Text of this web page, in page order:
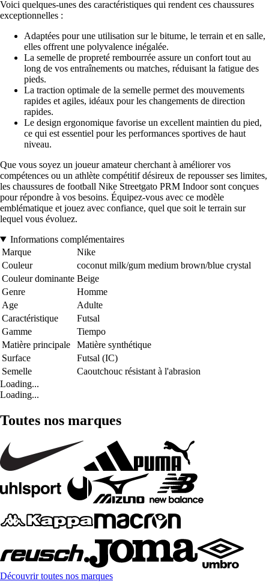
Voici quelques-unes des caractéristiques qui rendent ces chaussures
exceptionnelles :
Adaptées pour une utilisation sur le bitume, le terrain et en salle,
elles offrent une polyvalence inégalée.
La semelle de propreté rembourrée assure un confort tout au
long de vos entraînements ou matches, réduisant la fatigue des
pieds.
La traction optimale de la semelle permet des mouvements
rapides et agiles, idéaux pour les changements de direction
rapides.
Le design ergonomique favorise un excellent maintien du pied,
ce qui est essentiel pour les performances sportives de haut
niveau.
Que vous soyez un joueur amateur cherchant à améliorer vos
compétences ou un athlète compétitif désireux de repousser ses limites,
les chaussures de football Nike Streetgato PRM Indoor sont conçues
pour répondre à vos besoins. Équipez-vous avec ce modèle
emblématique et jouez avec confiance, quel que soit le terrain sur
lequel vous évoluez.
Informations complémentaires
Marque
Nike
Couleur
coconut milk/gum medium brown/blue crystal
Couleur dominante Beige
Genre
Homme
Age
Adulte
Caractéristique
Futsal
Gamme
Tiempo
Matière principale
Matière synthétique
Surface
Futsal (IC)
Semelle
Caoutchouc résistant à l'abrasion
Loading...
Loading...
Toutes nos marques
Découvrir toutes nos marques